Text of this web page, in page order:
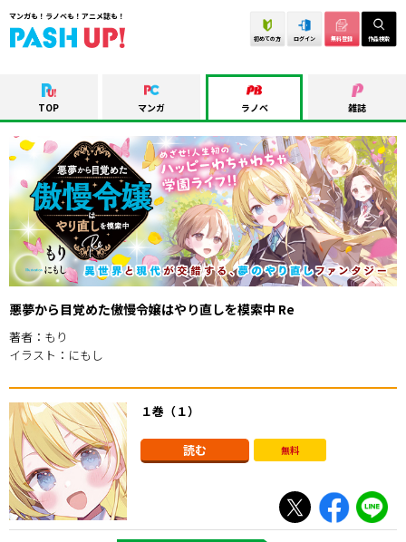
マンガも！ラノベも！アニメ誌も！
初めての方 ログイン 無料登録 作品検索
TOP マンガ ラノベ 雑誌
悪夢から目覚めた傲慢令嬢はやり直しを模索中 Re
著者：もり
イラスト：にもし
１巻（１）
読む 無料